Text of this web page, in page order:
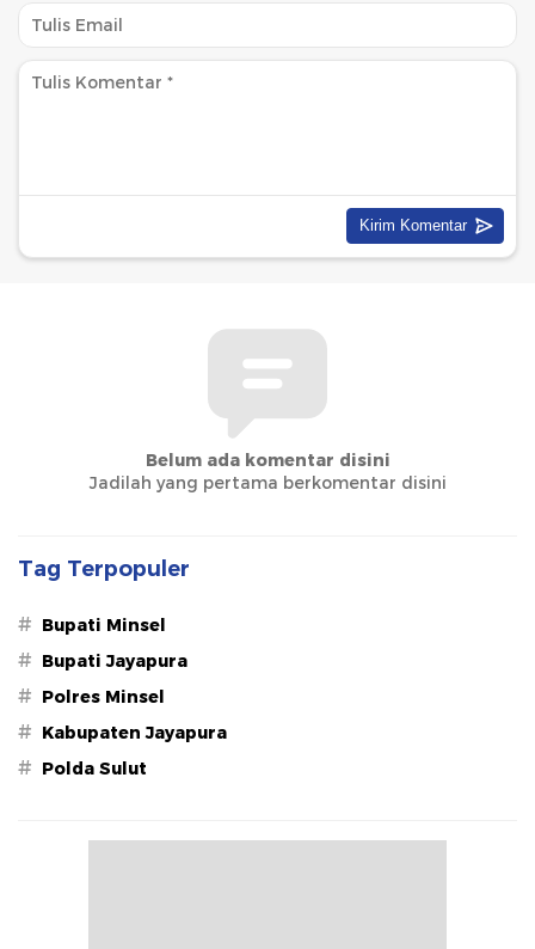
Belum ada komentar disini
Jadilah yang pertama berkomentar disini
Tag Terpopuler
# Bupati Minsel
# Bupati Jayapura
# Polres Minsel
# Kabupaten Jayapura
# Polda Sulut